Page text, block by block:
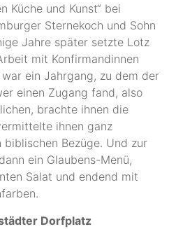
Küche und Kunst“ bei
Sternekoch und Sohn
Jahre später setzte Lotz
mit Konfirmandinnen
ein Jahrgang, zu dem der
einen Zugang fand, also
brachte ihnen die
ihnen ganz
biblischen Bezüge. Und zur
ein Glaubens-Menü,
Salat und endend mit
Dorfplatz